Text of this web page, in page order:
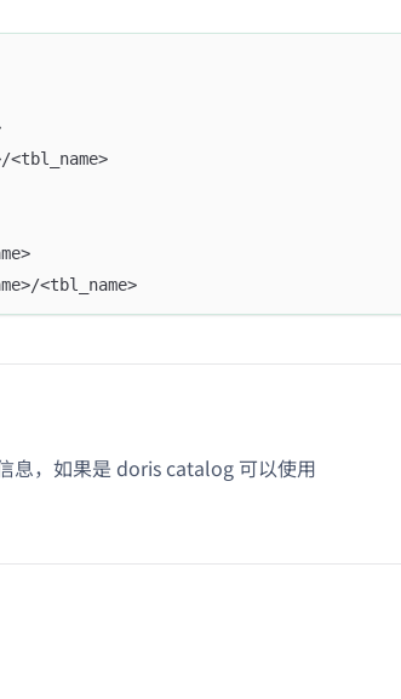
<tbl_name>
息，如果是 doris catalog 可以使用